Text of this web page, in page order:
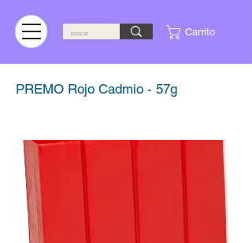
Carrito
PREMO Rojo Cadmio - 57g